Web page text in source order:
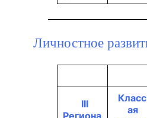
Личностное
III
ая